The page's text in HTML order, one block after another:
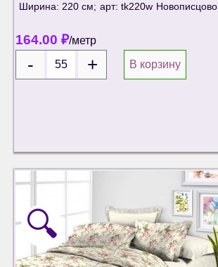
Ширина: 220 см; арт: tk220w Новописцово
164.00 ₽/метр
В корзину
🔍